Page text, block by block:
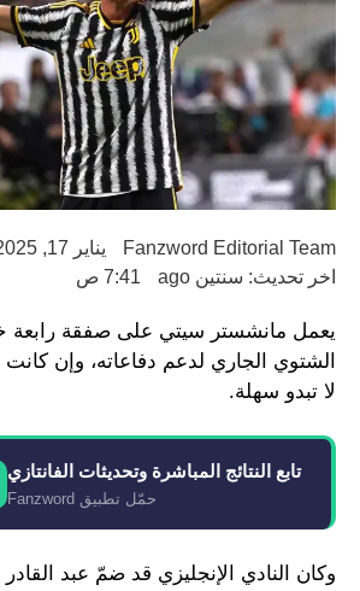
Fanzword Editorial Team
يناير 17, 2025
اخر تحديث: سنتين ago
7:41 ص
يعمل مانشستر سيتي على صفقة رابعة
الشتوي الجاري لدعم دفاعاته، وإن
لا تبدو سهلة.
تابع النتائج المباشرة وتحديثات الفانتازي
حمّل تطبيق Fanzword
وكان النادي الإنجليزي قد ضمّ عبد